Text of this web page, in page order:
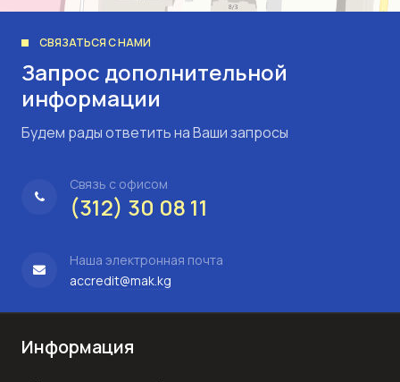
СВЯЗАТЬСЯ С НАМИ
Запрос дополнительной
информации
Будем рады ответить на Ваши запросы
Связь с офисом
(312) 30 08 11
Наша электронная почта
accredit@mak.kg
Информация